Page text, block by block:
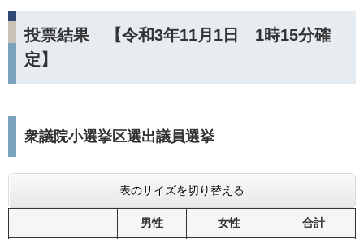
投票結果 【令和3年11月1日 1時15分確
定】
衆議院小選挙区選出議員選挙
表のサイズを切り替える
男性 女性 合計